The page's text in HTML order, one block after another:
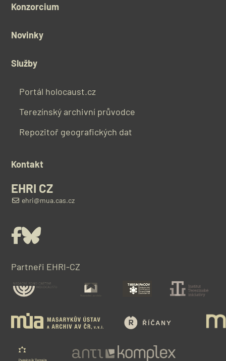
Konzorcium
Novinky
Služby
Portál holocaust.cz
Terezínský archivní průvodce
Repozitoř geografických dat
Kontakt
EHRI CZ
ehri@mua.cas.cz
FacebookBluesky
Partneři EHRI-CZ